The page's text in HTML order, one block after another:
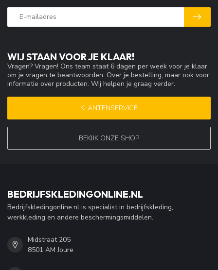
WIJ STAAN VOOR JE KLAAR!
Vragen? Vragen! Ons team staat 6 dagen per week voor je klaar
om je vragen te beantwoorden. Over je bestelling, maar ook voor
informatie over producten. Wij helpen je graag verder.
KLANTENSERVICE
BEKIJK ONZE SHOP
BEDRIJFSKLEDINGONLINE.NL
Bedrijfskledingonline.nl is specialist in bedrijfskleding,
werkkleding en andere beschermingsmiddelen.
Midstraat 205
8501 AM Joure